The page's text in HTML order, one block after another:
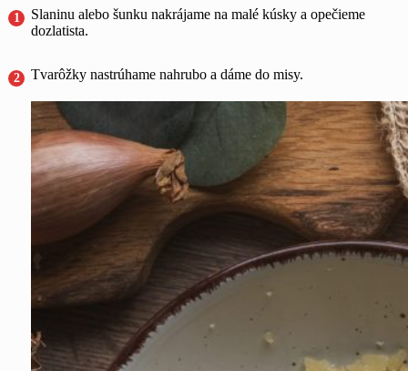
Slaninu alebo šunku nakrájame na malé kúsky a opečieme
dozlatista.
Tvarôžky nastrúhame nahrubo a dáme do misy.